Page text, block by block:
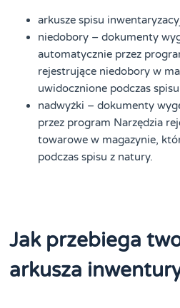
arkusze spisu
niedobory – dokumenty
automatycznie przez
rejestrujące niedobory w
uwidocznione podczas
nadwyżki – dokumenty
przez program Narzędzia
towarowe w magazynie,
podczas spisu z natury.
Jak przebiega
arkusza